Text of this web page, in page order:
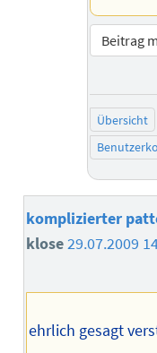
Beitrag
Übersicht
komplizierter
klose29.07.2009
ehrlich gesagt